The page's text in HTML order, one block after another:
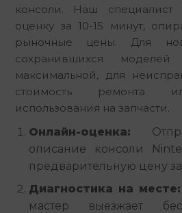
консоли. Наш специалист
оценку за 10-15 минут,
рыночные цены. Для
сохранившихся
максимальной, для
стоимость ремонта
использования на запчасти.
Онлайн-оценка:
описание консоли
предварительную цену за
Диагностика на месте:
мастер выезжает